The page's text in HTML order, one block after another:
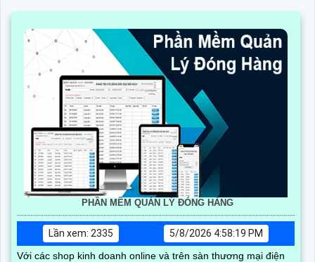
PHẦN MỀM QUẢN LÝ ĐÓNG HÀNG
Lần xem: 2335
5/8/2026 4:58:19 PM
Với các shop kinh doanh online và trên sàn thương mại điện